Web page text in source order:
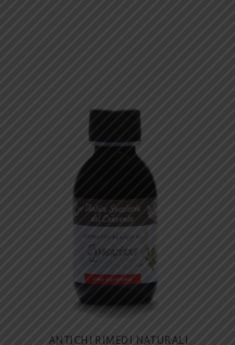
ANTICHI RIMEDI NATURALI